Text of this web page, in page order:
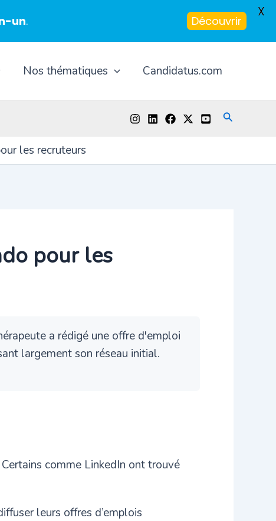
Nos thématiques Candidatus.com
Rechercher
les recruteurs
pour les
a rédigé une offre d'emploi
largement son réseau initial.
comme LinkedIn ont trouvé
leurs offres d’emplois
un. Découvrir
X